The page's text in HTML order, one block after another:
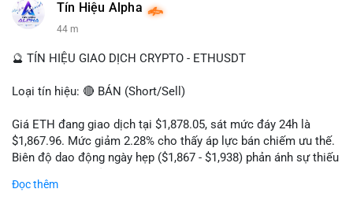
#vlikevn #titanbot
📰 Nguồn: Cointelegraph
Tín Hiệu Alpha
44 m
🔮 TÍN HIỆU GIAO DỊCH CRYPTO - ETHUSDT
Loại tín hiệu: 🔴 BÁN (Short/Sell)
Giá ETH đang giao dịch tại $1,878.05, sát mức đáy 24h là
$1,867.96. Mức giảm 2.28% cho thấy áp lực bán chiếm ưu thế.
Biên độ dao động ngày hẹp ($1,867 - $1,938) phản ánh sự thiếu
dòng tiền đang rút khỏi thị trường, xác nhận xu hướng giảm
Đọc thêm